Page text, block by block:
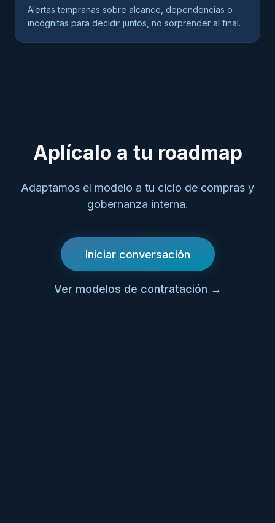
Alertas tempranas sobre alcance, dependencias o
incógnitas para decidir juntos, no sorprender al final.
Aplícalo a tu roadmap
Adaptamos el modelo a tu ciclo de compras y
gobernanza interna.
Iniciar conversación
Ver modelos de contratación →